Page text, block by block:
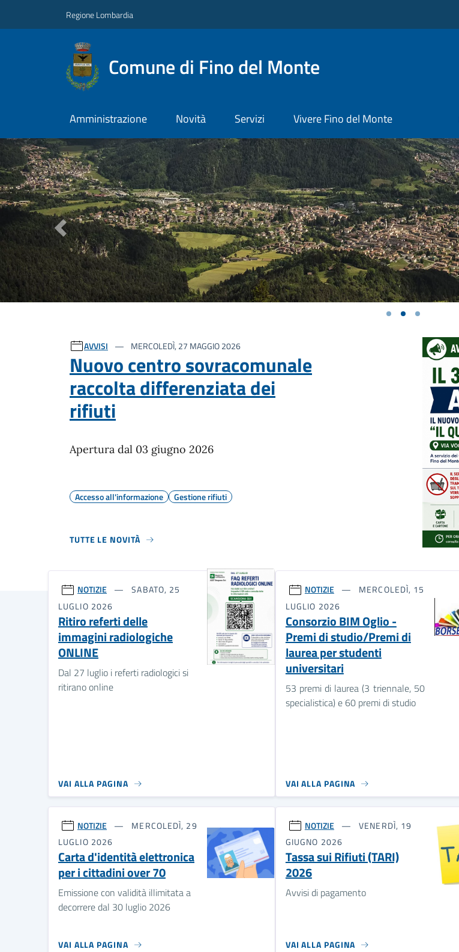
Regione Lombardia
Comune di Fino del Monte
Amministrazione Novità Servizi Vivere Fino del Monte
Previous
Ultime notizie
AVVISI MERCOLEDÌ, 27 MAGGIO 2026
Nuovo centro sovracomunale
raccolta differenziata dei
rifiuti
Apertura dal 03 giugno 2026
Accesso all'informazione Gestione rifiuti
TUTTE LE NOVITÀ
NOTIZIE
SABATO, 25
LUGLIO 2026
Ritiro referti delle
immagini radiologiche
ONLINE
Dal 27 luglio i referti radiologici si
ritirano online
VAI ALLA PAGINA
NOTIZIE
MERCOLEDÌ, 15
LUGLIO 2026
Consorzio BIM Oglio -
Premi di studio/Premi di
laurea per studenti
universitari
53 premi di laurea (3 triennale, 50
specialistica) e 60 premi di studio
VAI ALLA PAGINA
NOTIZIE
MERCOLEDÌ, 29
LUGLIO 2026
Carta d'identità elettronica
per i cittadini over 70
Emissione con validità illimitata a
decorrere dal 30 luglio 2026
VAI ALLA PAGINA
NOTIZIE
VENERDÌ, 19
GIUGNO 2026
Tassa sui Rifiuti (TARI)
2026
Avvisi di pagamento
VAI ALLA PAGINA